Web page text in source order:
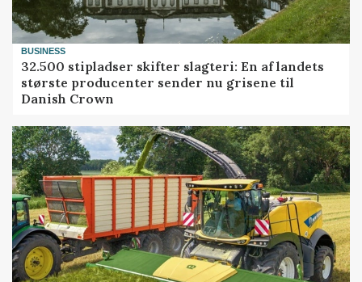
BUSINESS
32.500 stipladser skifter slagteri: En af landets
største producenter sender nu grisene til
Danish Crown